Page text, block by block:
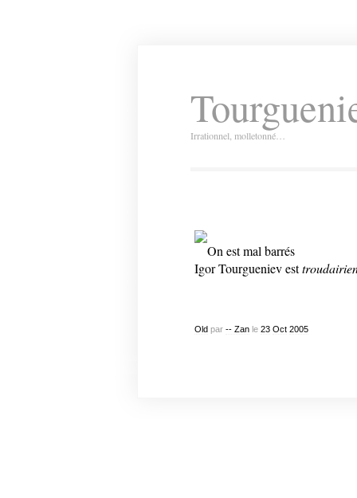
Irrationnel, molletonné…
On est mal barrés
Igor Tourgueniev est
Oldpar -- Zanle 23 Oct 2005